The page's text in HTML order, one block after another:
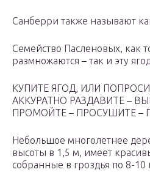
Санберри также называют
Семейство Пасленовых, как
размножаются – так и эту
КУПИТЕ ЯГОД, ИЛИ
АККУРАТНО РАЗДАВИТЕ –
ПРОМОЙТЕ – ПРОСУШИТЕ –
Небольшое многолетнее
высоты в 1,5 м, имеет
собранные в гроздья по 8-